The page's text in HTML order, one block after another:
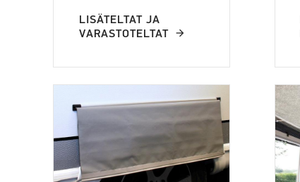
LISÄTELTAT JA
VARASTOTELTAT